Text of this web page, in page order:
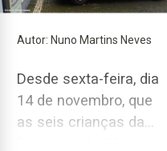
Autor: Nuno Martins Neves
Desde sexta-feira, dia
14 de novembro, que
as seis crianças da